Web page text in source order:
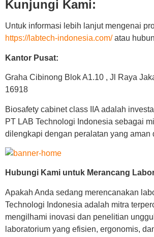
Kunjungi Kami:
Untuk informasi lebih lanjut mengenai
https://labtech-indonesia.com/atau
Kantor Pusat:
Graha Cibinong Blok A1.10 , Jl Raya
16918
Biosafety cabinet class IIA adalah
PT LAB Technologi Indonesia sebagai
dilengkapi dengan peralatan yang aman
Hubungi Kami untuk Merancang
Apakah Anda sedang merencanakan
Technologi Indonesia adalah mitra
mengilhami inovasi dan penelitian
laboratorium yang efisien, ergonomis,